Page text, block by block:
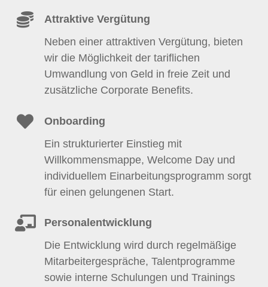
Attraktive Vergütung
Neben einer attraktiven Vergütung, bieten
wir die Möglichkeit der tariflichen
Umwandlung von Geld in freie Zeit und
zusätzliche Corporate Benefits.
Onboarding
Ein strukturierter Einstieg mit
Willkommensmappe, Welcome Day und
individuellem Einarbeitungsprogramm sorgt
für einen gelungenen Start.
Personalentwicklung
Die Entwicklung wird durch regelmäßige
Mitarbeitergespräche, Talentprogramme
sowie interne Schulungen und Trainings